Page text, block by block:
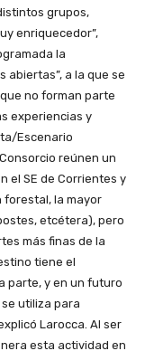
grupos,
enriquecedor”,
la
abiertas”, a la que se
no forman parte
experiencias y
Escenario
reúnen un
el SE de Corrientes y
forestal, la mayor
etcétera), pero
más finas de la
tiene el
parte, y en un futuro
utiliza para
Larocca. Al ser
esta actividad en